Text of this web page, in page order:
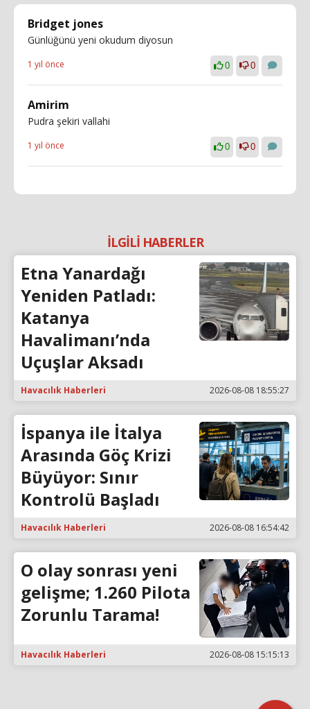
Bridget jones
Günlüğünü yeni okudum diyosun
1 yıl önce 0 0
Amirim
Pudra şekiri vallahi
1 yıl önce 0 0
İLGİLİ HABERLER
Etna Yanardağı
Yeniden Patladı:
Katanya
Havalimanı’nda
Uçuşlar Aksadı
Havacılık Haberleri 2026-08-08 18:55:27
İspanya ile İtalya
Arasında Göç Krizi
Büyüyor: Sınır
Kontrolü Başladı
Havacılık Haberleri 2026-08-08 16:54:42
O olay sonrası yeni
gelişme; 1.260 Pilota
Zorunlu Tarama!
Havacılık Haberleri 2026-08-08 15:15:13